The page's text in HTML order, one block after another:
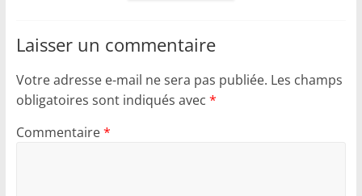
Laisser un commentaire
Votre adresse e-mail ne sera pas publiée. Les champs
obligatoires sont indiqués avec *
Commentaire*